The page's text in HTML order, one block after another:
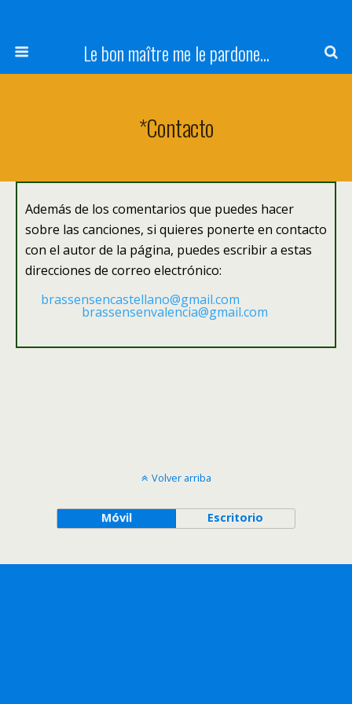
Le bon maître me le pardone...
*Contacto
Además de los comentarios que puedes hacer
sobre las canciones, si quieres ponerte en contacto
con el autor de la página, puedes escribir a estas
direcciones de correo electrónico:
brassensencastellano@gmail.com
brassensenvalencia@gmail.com
Volver arriba
Móvil Escritorio